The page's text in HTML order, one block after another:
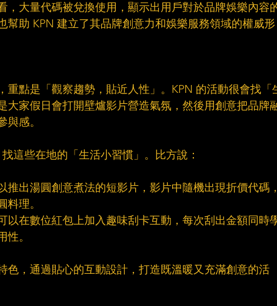
，大量代碼被兌換使用，顯示出用戶對於品牌娛樂內容
幫助 KPN 建立了其品牌創意力和娛樂服務領域的權威形
重點是「觀察趨勢，貼近人性」。KPN 的活動很會找「
大家假日會打開壁爐影片營造氣氛，然後用創意把品牌
感。
這些在地的「生活小習慣」。比方說：
推出湯圓創意煮法的短影片，影片中隨機出現折價代碼
理。
以在數位紅包上加入趣味刮卡互動，每次刮出金額同時
。
色，通過貼心的互動設計，打造既溫暖又充滿創意的活